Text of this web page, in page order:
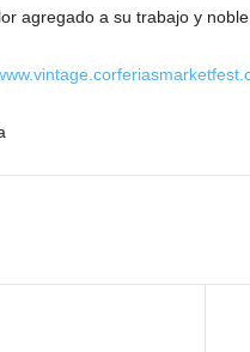
agregado a su trabajo y noble